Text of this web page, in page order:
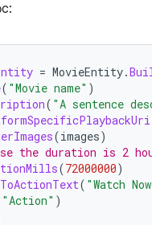
= MovieEntity.
( "Movie name" )
( "A sentence
(images)
the duration is 2
(72000000)
( "Watch
"Action" )